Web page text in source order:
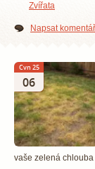
Zvířata
Napsat komentář
Čvn 25
06
vaše zelená